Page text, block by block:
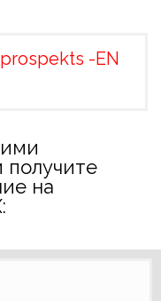
-EN
получите
на